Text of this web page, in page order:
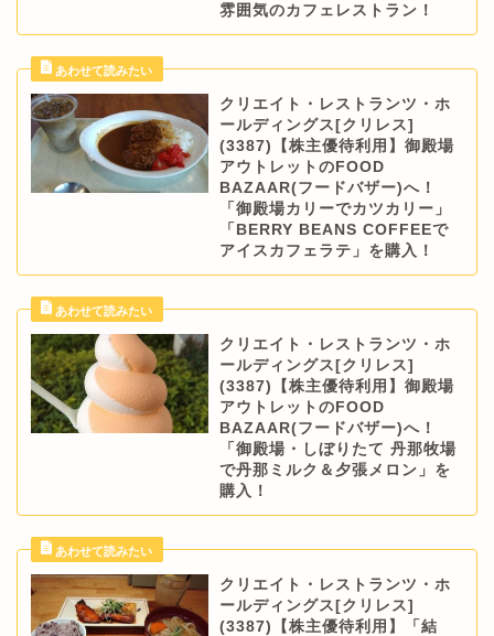
雰囲気のカフェレストラン！
クリエイト・レストランツ・ホ
ールディングス[クリレス]
(3387)【株主優待利用】御殿場
アウトレットのFOOD
BAZAAR(フードバザー)へ！
「御殿場カリーでカツカリー」
「BERRY BEANS COFFEEで
アイスカフェラテ」を購入！
クリエイト・レストランツ・ホ
ールディングス[クリレス]
(3387)【株主優待利用】御殿場
アウトレットのFOOD
BAZAAR(フードバザー)へ！
「御殿場・しぼりたて 丹那牧場
で丹那ミルク＆夕張メロン」を
購入！
クリエイト・レストランツ・ホ
ールディングス[クリレス]
(3387)【株主優待利用】「結